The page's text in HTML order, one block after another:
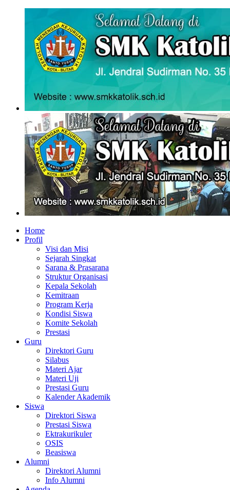
Home
Profil
Visi dan Misi
Sejarah Singkat
Sarana & Prasarana
Struktur Organisasi
Kepala Sekolah
Kemitraan
Program Kerja
Kondisi Siswa
Komite Sekolah
Prestasi
Guru
Direktori Guru
Silabus
Materi Ajar
Materi Uji
Prestasi Guru
Kalender Akademik
Siswa
Direktori Siswa
Prestasi Siswa
Ektrakurikuler
OSIS
Beasiswa
Alumni
Direktori Alumni
Info Alumni